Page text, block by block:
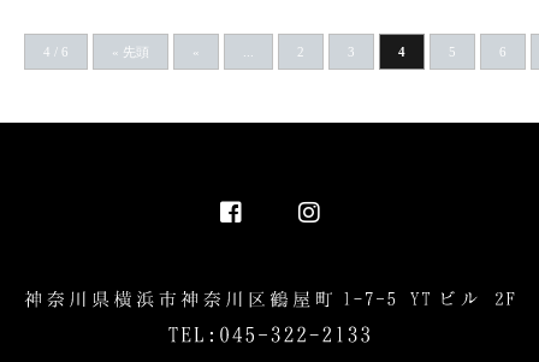
4 / 6 « 先頭 « 2 3 4 5 6